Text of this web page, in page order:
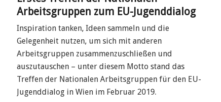
Arbeitsgruppen zum EU-Jugenddialog
Inspiration tanken, Ideen sammeln und die
Gelegenheit nutzen, um sich mit anderen
Arbeitsgruppen zusammenzuschließen und
auszutauschen – unter diesem Motto stand das
Treffen der Nationalen Arbeitsgruppen für den EU-
Jugenddialog in Wien im Februar 2019.